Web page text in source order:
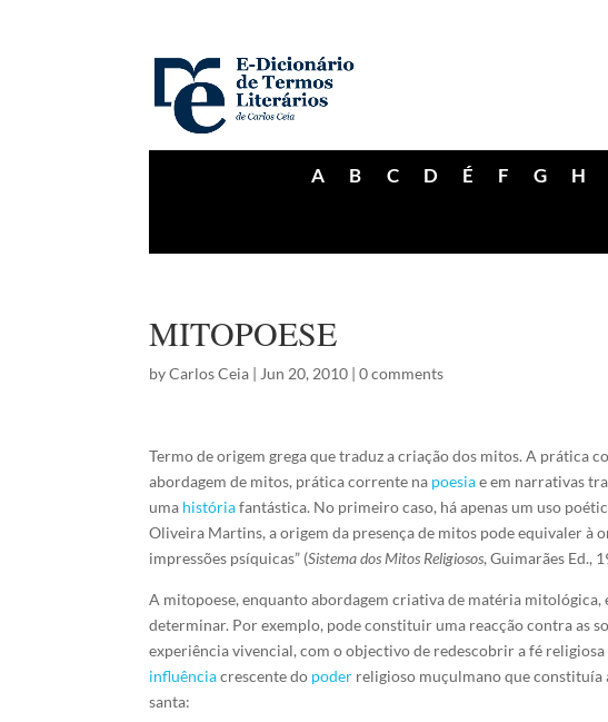
A B C D É F G H
MITOPOESE
byCarlos Ceia | Jun 20, 2010 |0 comments
Termo de origem grega que traduz a criação dos mitos. A prática
abordagem de mitos, prática corrente na poesiae em narrativas
uma históriafantástica. No primeiro caso, há apenas um uso
Oliveira Martins, a origem da presença de mitos pode equivaler à
impressões psíquicas” (Sistema dos Mitos Religiosos, Guimarães Ed.,
A mitopoese, enquanto abordagem criativa de matéria
determinar. Por exemplo, pode constituir uma reacção contra as
experiência vivencial, com o objectivo de redescobrir a fé
influênciacrescente do poder religioso muçulmano que constituía
santa: